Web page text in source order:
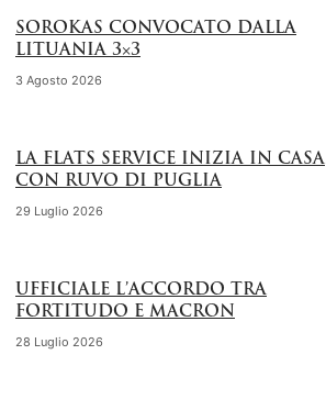
SOROKAS CONVOCATO DALLA
LITUANIA 3×3
3 Agosto 2026
LA FLATS SERVICE INIZIA IN CASA
CON RUVO DI PUGLIA
29 Luglio 2026
UFFICIALE L’ACCORDO TRA
FORTITUDO E MACRON
28 Luglio 2026